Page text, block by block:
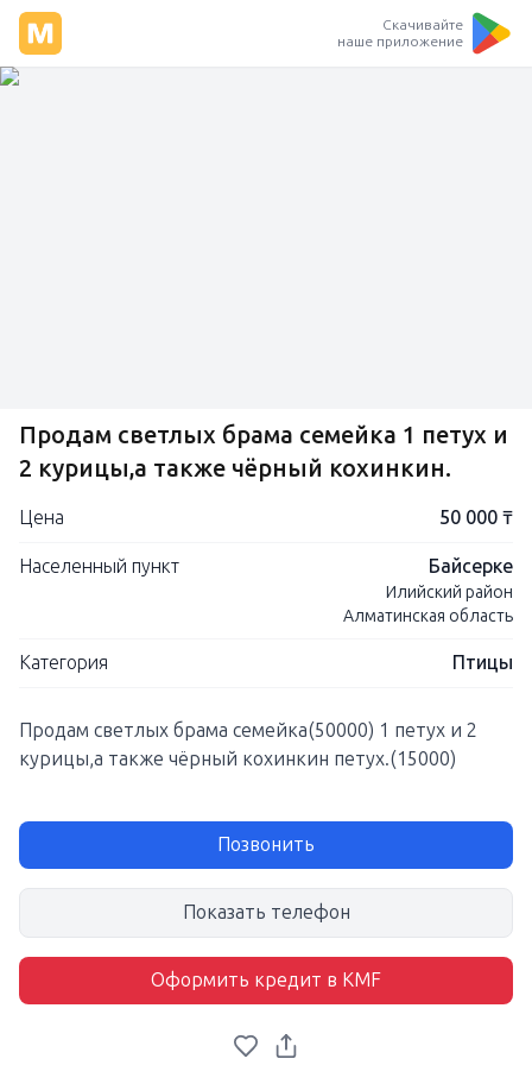
Скачивайте
наше приложение
Продам светлых брама семейка 1 петух и
2 курицы,а также чёрный кохинкин.
Цена 50 000 ₸
Населенный пункт Байсерке
Илийский район
Алматинская область
Категория Птицы
Продам светлых брама семейка(50000) 1 петух и 2
курицы,а также чёрный кохинкин петух.(15000)
Позвонить
Показать телефон
Оформить кредит в KMF